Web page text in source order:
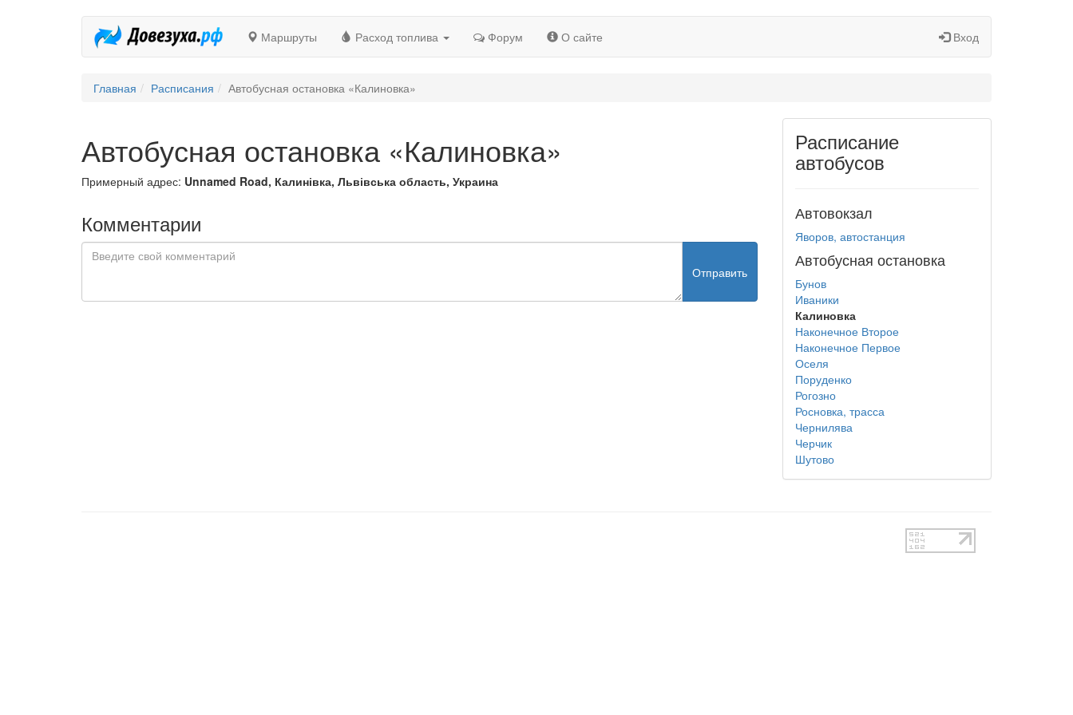
Маршруты Расход топлива Форум О сайте Вход
Главная Расписания Автобусная остановка «Калиновка»
Автобусная остановка «Калиновка»
Примерный адрес: Unnamed Road, Калинівка, Львівська область, Украина
Комментарии
Отправить
Расписание
автобусов
Автовокзал
Яворов, автостанция
Автобусная остановка
Бунов
Иваники
Калиновка
Наконечное Второе
Наконечное Первое
Оселя
Поруденко
Рогозно
Росновка, трасса
Чернилява
Черчик
Шутово